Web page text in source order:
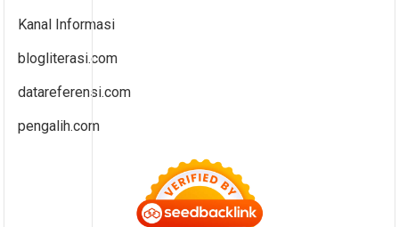
Kanal Informasi
blogliterasi.com
datareferensi.com
pengalih.com